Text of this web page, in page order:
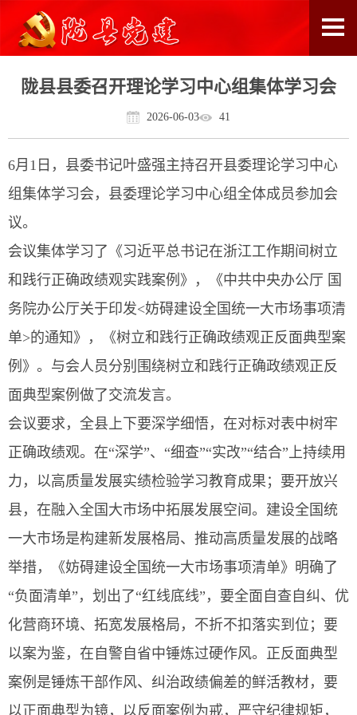
陇县县委召开理论学习中心组集体学习会
2026-06-03 41
6月1日，县委书记叶盛强主持召开县委理论学习中心
组集体学习会，县委理论学习中心组全体成员参加会
议。
会议集体学习了《习近平总书记在浙江工作期间树立
和践行正确政绩观实践案例》，《中共中央办公厅 国
务院办公厅关于印发<妨碍建设全国统一大市场事项清
单>的通知》，《树立和践行正确政绩观正反面典型案
例》。与会人员分别围绕树立和践行正确政绩观正反
面典型案例做了交流发言。
会议要求，全县上下要深学细悟，在对标对表中树牢
正确政绩观。在“深学”、“细查”“实改”“结合”上持续用
力，以高质量发展实绩检验学习教育成果；要开放兴
县，在融入全国大市场中拓展发展空间。建设全国统
一大市场是构建新发展格局、推动高质量发展的战略
举措，《妨碍建设全国统一大市场事项清单》明确了
“负面清单”，划出了“红线底线”，要全面自查自纠、优
化营商环境、拓宽发展格局，不折不扣落实到位；要
以案为鉴，在自警自省中锤炼过硬作风。正反面典型
案例是锤炼干部作风、纠治政绩偏差的鲜活教材，要
以正面典型为镜，以反面案例为戒，严守纪律规矩，